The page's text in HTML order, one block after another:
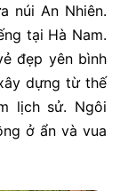
núi An Nhiên.
tại Hà Nam.
đẹp yên bình
dựng từ thế
lịch sử. Ngôi
ở ẩn và vua